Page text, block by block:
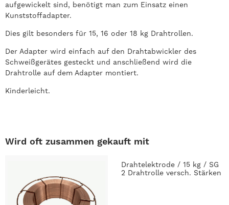
aufgewickelt sind, benötigt man zum Einsatz einen
Kunststoffadapter.
Dies gilt besonders für 15, 16 oder 18 kg Drahtrollen.
Der Adapter wird einfach auf den Drahtabwickler des
Schweißgerätes gesteckt und anschließend wird die
Drahtrolle auf dem Adapter montiert.
Kinderleicht.
Wird oft zusammen gekauft mit
Drahtelektrode / 15 kg / SG
2 Drahtrolle versch. Stärken